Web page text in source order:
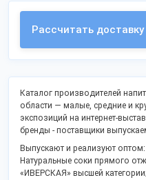
Рассчитать доставку
Каталог производителей
области — малые, средние и
экспозиций на интернет-
бренды - поставщики
Выпускают и реализуют
Натуральные соки прямого
«ИВЕРСКАЯ» высшей